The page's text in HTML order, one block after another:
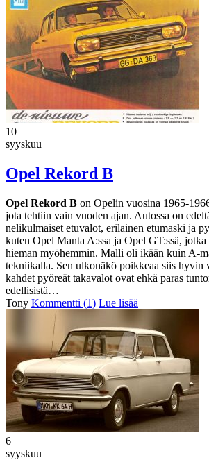
10
syyskuu
Opel Rekord B
Opel Rekord B on Opelin vuosina 1965-
jota tehtiin vain vuoden ajan. Autossa on
nelikulmaiset etuvalot, erilainen etumaski ja
kuten Opel Manta A:ssa ja Opel GT:ssä,
hieman myöhemmin. Malli oli ikään kuin A-
tekniikalla. Sen ulkonäkö poikkeaa siis hyvin
kahdet pyöreät takavalot ovat ehkä paras
edellisistä…
Tony Kommentti (1) Lue lisää
6
syyskuu